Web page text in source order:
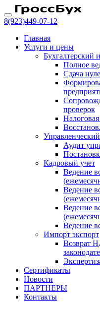
8(923)449-07-12
Главная
Услуги и цены
Бухгалтерский
Полное
Сдача
проверок
Аудит
Кадровый учет
Ведение
Ведение
Ведение
Ведение
Импорт экспорт
Возврат
Сертификаты
Новости
ПАРТНЕРЫ
Контакты